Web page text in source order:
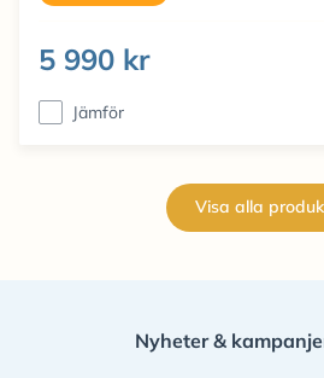
5 990 kr
Jämför
Visa alla
Nyheter &